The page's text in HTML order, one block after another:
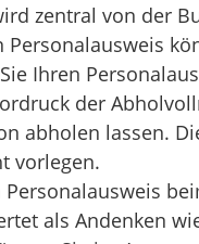
zentral von der
Ihren
der
abholen lassen.
vorlegen.
als Andenken